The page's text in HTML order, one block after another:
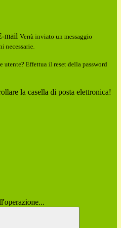
mail Verrà inviato un messaggio
necessarie.
utente? Effettua il reset della password
la casella di posta elettronica!